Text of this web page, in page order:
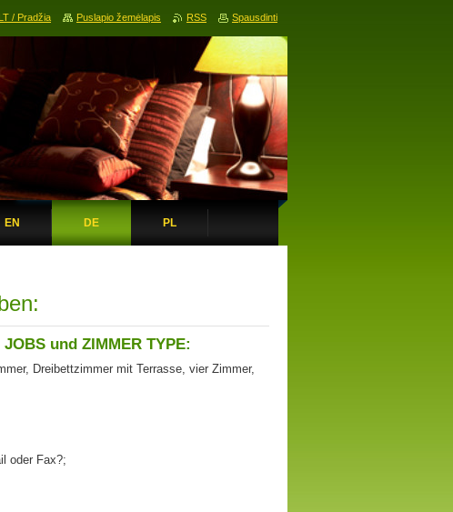
EN DE PL
JOBS und ZIMMER TYPE:
Dreibettzimmer mit Terrasse, vier Zimmer,
oder Fax?;
LT / Pradžia Puslapio žemėlapis RSS Spausdinti